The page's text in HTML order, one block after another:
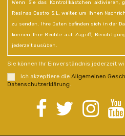
Wenn Sie das Kontrollkästchen aktivieren,
Resinas Castro S.L. weiter, um Ihnen
zu senden. Ihre Daten befinden sich in der
können Ihre Rechte auf Zugriff,
jederzeit ausüben.
Sie können Ihr Einverständnis jederzeit
Ich akzeptiere die Allgemeinen
Datenschutzerklärung